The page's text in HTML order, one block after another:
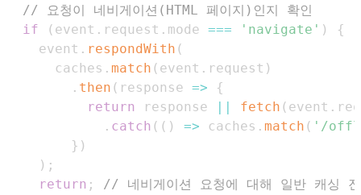
// 요청이 네비게이션(HTML 페이지)인지 확인
if
( event . request . mode === 'navigate' )
{
    event
. respondWith (
      caches
. match ( event . request )
. then ( response =>
{
return
response fetch ( event .
. catch ( ( ) => caches . match ( '/
} )
) ;
return ;
// 네비게이션 요청에 대해 일반 캐싱 진